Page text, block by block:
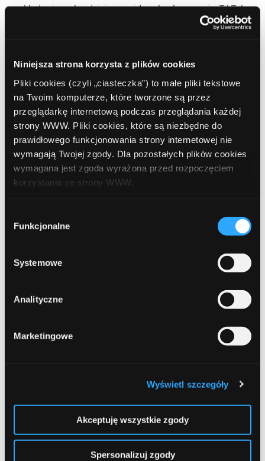
Niniejsza strona korzysta z plików cookies
Pliki cookies (czyli „ciasteczka”) to małe pliki tekstowe
na Twoim komputerze, które tworzone są przez
przeglądarkę internetową podczas przeglądania każdej
strony WWW. Pliki cookies, które są niezbędne do
prawidłowego funkcjonowania strony internetowej nie
wymagają Twojej zgody. Dla pozostałych plików cookies
wymagana jest zgoda wyrażona przed rozpoczęciem
korzystania ze strony WWW.
formy korzystania z plików cookies. Więcej:
Polityka
zgody
Funkcjonalne
Systemowe
Analityczne
Marketingowe
Wyświetl szczegóły
Akceptuję wszystkie zgody
Spersonalizuj zgody
przekłada się na bardziej przewidywalną konwersję. TikTok
natomiast oferuje potencjał szybkiego wzrostu i możliwość
świetnym narzędziem do szybkiego generowania ruchu.
Najlepsze rezultaty osiągają jednak osoby, które
potrafią połączyć oba kanały i wykorzystać ich mocne
strony.
Facebook
stabilna
szybka